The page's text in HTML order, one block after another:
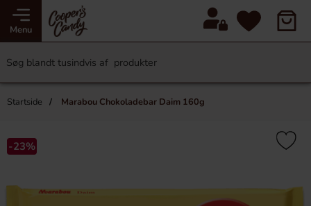
Menu
Startside Marabou Chokoladebar Daim 160g
-23%